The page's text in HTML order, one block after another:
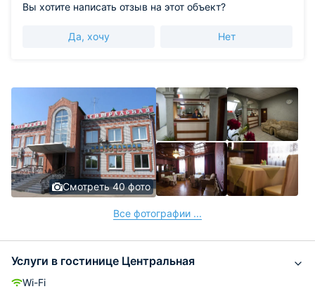
Вы хотите написать отзыв на этот объект?
Да, хочу Нет
Смотреть 40 фото
Все фотографии ...
Услуги в гостинице Центральная
Wi-Fi